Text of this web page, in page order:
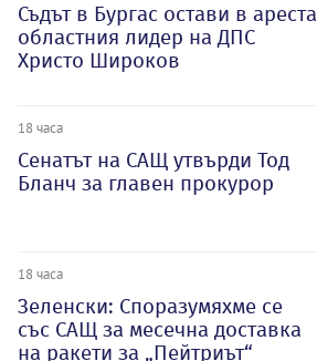
Съдът в Бургас остави в ареста
областния лидер на ДПС
Христо Широков
18 часа
Сенатът на САЩ утвърди Тод
Бланч за главен прокурор
18 часа
Зеленски: Споразумяхме се
със САЩ за месечна доставка
на ракети за „Пейтриът“